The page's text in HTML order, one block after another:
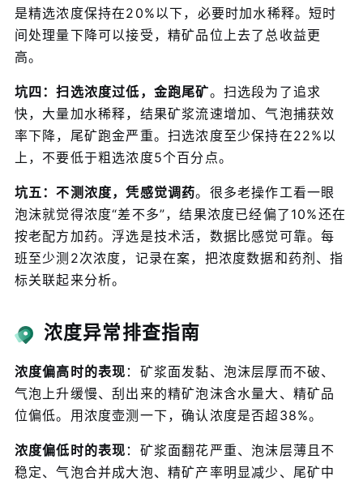
是精选浓度保持在20%以下，必要时加水稀释。短时
间处理量下降可以接受，精矿品位上去了总收益更
高。
坑四：扫选浓度过低，金跑尾矿。扫选段为了追求
快，大量加水稀释，结果矿浆流速增加、气泡捕获效
率下降，尾矿跑金严重。扫选浓度至少保持在22%以
上，不要低于粗选浓度5个百分点。
坑五：不测浓度，凭感觉调药。很多老操作工看一眼
泡沫就觉得浓度“差不多”，结果浓度已经偏了10%还在
按老配方加药。浮选是技术活，数据比感觉可靠。每
班至少测2次浓度，记录在案，把浓度数据和药剂、指
标关联起来分析。
浓度异常排查指南
浓度偏高时的表现 ：矿浆面发黏、泡沫层厚而不破、
气泡上升缓慢、刮出来的精矿泡沫含水量大、精矿品
位偏低。用浓度壶测一下，确认浓度是否超38%。
浓度偏低时的表现 ：矿浆面翻花严重、泡沫层薄且不
稳定、气泡合并成大泡、精矿产率明显减少、尾矿中